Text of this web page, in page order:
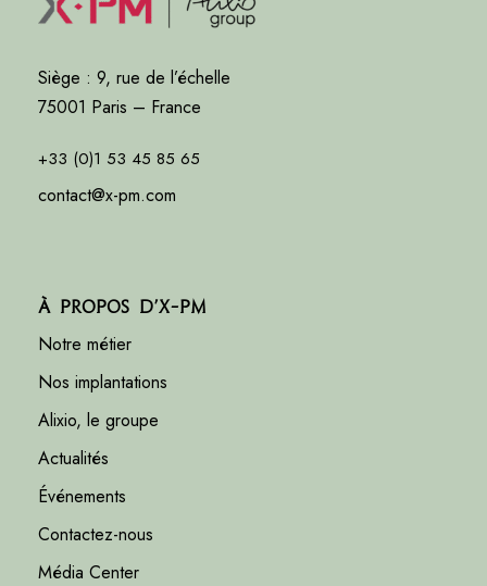
Siège : 9, rue de l’échelle
75001 Paris – France
+33 (0)1 53 45 85 65
contact@x-pm.com
À propos d’X-PM
Notre métier
Nos implantations
Alixio, le groupe
Actualités
Événements
Contactez-nous
Média Center